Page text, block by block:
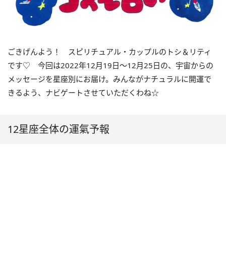
ごきげんよう！ スピリチュアル・カップルのトシ＆リティ
です♡ 今回は2022年12月19日〜12月25日の、宇宙からの
メッセージを星座別にお届け。みんながナチュラルに開運で
きるよう、ナビゲートさせていただくわね☆
12星座全体の運氣予報